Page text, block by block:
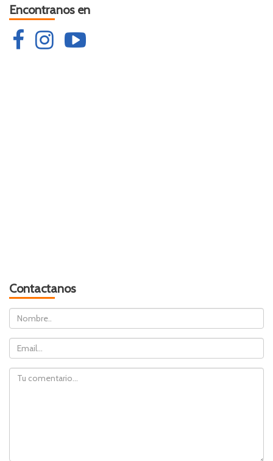
Encontranos en
Contactanos
Nombre
Email
Comentario